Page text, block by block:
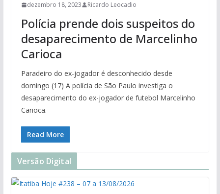
dezembro 18, 2023 Ricardo Leocadio
Polícia prende dois suspeitos do
desaparecimento de Marcelinho
Carioca
Paradeiro do ex-jogador é desconhecido desde
domingo (17) A polícia de São Paulo investiga o
desaparecimento do ex-jogador de futebol Marcelinho
Carioca.
Read More
Versão Digital